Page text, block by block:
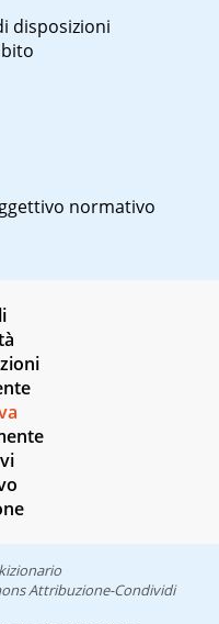
disposizioni
normativo
Attribuzione-Condividi